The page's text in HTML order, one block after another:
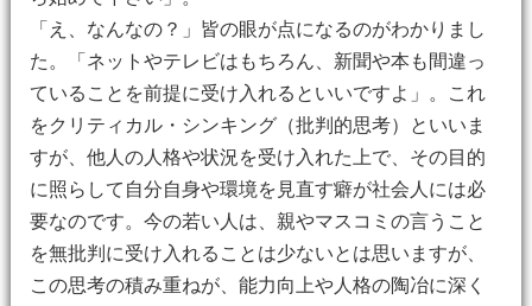
「え、なんなの？」皆の眼が点になるのがわかりまし
た。「ネットやテレビはもちろん、新聞や本も間違っ
ていることを前提に受け入れるといいですよ」。これ
をクリティカル・シンキング（批判的思考）といいま
すが、他人の人格や状況を受け入れた上で、その目的
に照らして自分自身や環境を見直す癖が社会人には必
要なのです。今の若い人は、親やマスコミの言うこと
を無批判に受け入れることは少ないとは思いますが、
この思考の積み重ねが、能力向上や人格の陶冶に深く